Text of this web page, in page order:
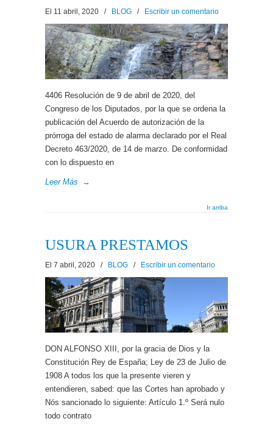
El 11 abril, 2020 / BLOG / Escribir un comentario
4406 Resolución de 9 de abril de 2020, del
Congreso de los Diputados, por la que se ordena la
publicación del Acuerdo de autorización de la
prórroga del estado de alarma declarado por el Real
Decreto 463/2020, de 14 de marzo. De conformidad
con lo dispuesto en
Leer Más →
Ir arriba
USURA PRESTAMOS
El 7 abril, 2020 / BLOG / Escribir un comentario
DON ALFONSO XIII, por la gracia de Dios y la
Constitución Rey de España; Ley de 23 de Julio de
1908 A todos los que la presente vieren y
entendieren, sabed: que las Cortes han aprobado y
Nós sancionado lo siguiente: Artículo 1.º Será nulo
todo contrato